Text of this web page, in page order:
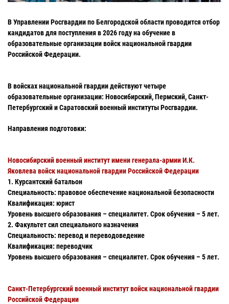
В Управлении Росгвардии по Белгородской области проводится отбор
кандидатов для поступления в 2026 году на обучение в
образовательные организации войск национальной гвардии
Российской Федерации.
В войсках национальной гвардии действуют четыре
образовательные организации: Новосибирский, Пермский, Санкт-
Петербургский и Саратовский военный институты Росгвардии.
Направления подготовки:
Новосибирский военный институт имени генерала-армии И.К.
Яковлева войск национальной гвардии Российской Федерации
1. Курсантский батальон
Специальность: правовое обеспечение национальной безопасности
Квалификация: юрист
Уровень высшего образования – специалитет. Срок обучения – 5 лет.
2. Факультет сил специального назначения
Специальность: перевод и переводоведение
Квалификация: переводчик
Уровень высшего образования – специалитет. Срок обучения – 5 лет.
Санкт-Петербургский военный институт войск национальной гвардии
Российской Федерации